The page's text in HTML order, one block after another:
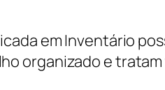
em Inventário
organizado e